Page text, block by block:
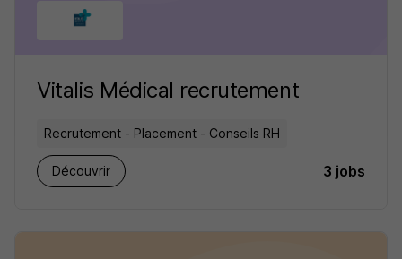
Vitalis Médical recrutement
Recrutement - Placement - Conseils RH
Découvrir 3 jobs